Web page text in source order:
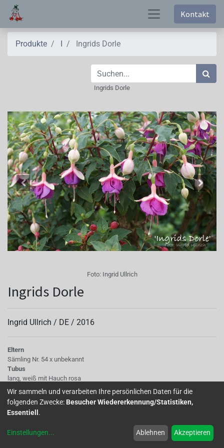
Kontakt
Produkte I Ingrids Dorle
Ingrids Dorle
Foto: Ingrid Ullrich
Ingrids Dorle
Ingrid Ullrich / DE / 2016
Eltern
Sämling Nr. 54 x unbekannt
Tubus
lang, weiß mit Hauch rosa
Sepalen
Unterseite rosa gekreppt, mit grünen Spitzen, weiß
Korolle/Petalen
blau-violett zum Verblühen hin ins Rosa gehend
rosa
Wir sammeln und verarbeiten Ihre persönlichen Daten für die
folgenden Zwecke: Besucher Wiedererkennung/Statistiken,
Essentiell .
Einstellungen... Ablehnen Akzeptieren